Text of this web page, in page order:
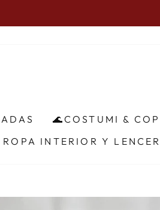
🌊COSTUMI &
ROPA INTERIOR Y